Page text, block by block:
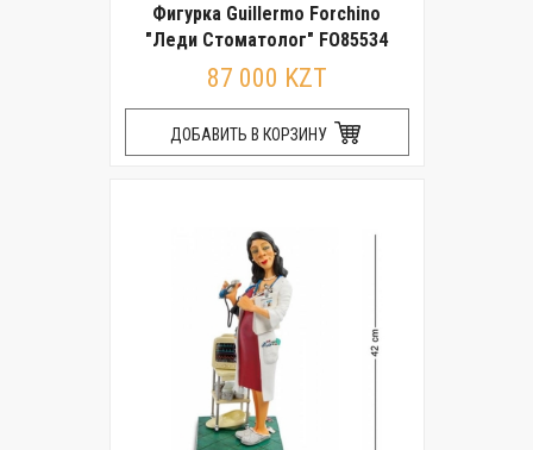
Фигурка Guillermo Forchino
"Леди Стоматолог" FO85534
87 000 KZT
ДОБАВИТЬ В КОРЗИНУ